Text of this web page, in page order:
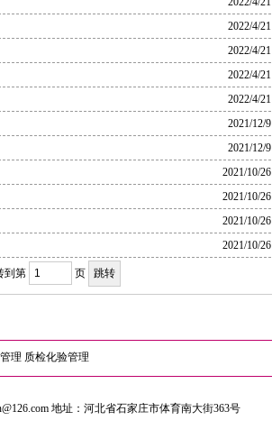
2022/4/21
2022/4/21
2022/4/21
2022/4/21
2021/12/9
2021/12/9
2021/10/26
2021/10/26
2021/10/26
2021/10/26
到第 页
理 质检化验管理
地址：河北省石家庄市体育南大街363号